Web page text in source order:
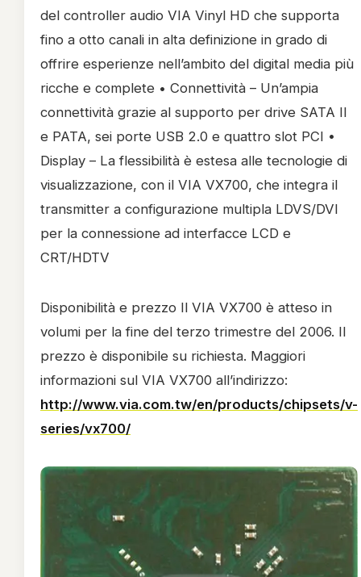
del controller audio VIA Vinyl HD che supporta
fino a otto canali in alta definizione in grado di
offrire esperienze nell’ambito del digital media più
ricche e complete • Connettività – Un’ampia
connettività grazie al supporto per drive SATA II
e PATA, sei porte USB 2.0 e quattro slot PCI •
Display – La flessibilità è estesa alle tecnologie di
visualizzazione, con il VIA VX700, che integra il
transmitter a configurazione multipla LDVS/DVI
per la connessione ad interfacce LCD e
CRT/HDTV
Disponibilità e prezzo Il VIA VX700 è atteso in
volumi per la fine del terzo trimestre del 2006. Il
prezzo è disponibile su richiesta. Maggiori
informazioni sul VIA VX700 all’indirizzo:
http://www.via.com.tw/en/products/chipsets/v-
series/vx700/